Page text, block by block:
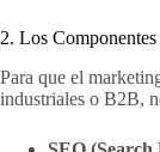
2. Los
Para que el
industriales o B2B,